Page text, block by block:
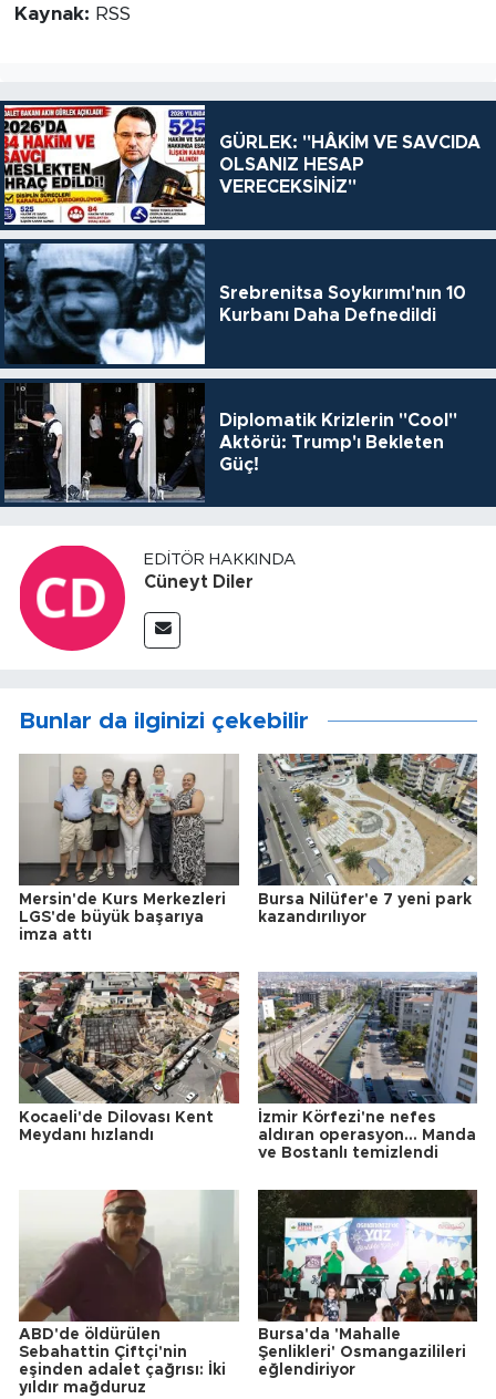
Kaynak: RSS
GÜRLEK: "HÂKİM VE SAVCIDA
OLSANIZ HESAP
VERECEKSİNİZ"
Srebrenitsa Soykırımı'nın 10
Kurbanı Daha Defnedildi
Diplomatik Krizlerin "Cool"
Aktörü: Trump'ı Bekleten
Güç!
EDITÖR HAKKINDA
Cüneyt Diler
Bunlar da ilginizi çekebilir
Mersin'de Kurs Merkezleri
LGS'de büyük başarıya
imza attı
Bursa Nilüfer'e 7 yeni park
kazandırılıyor
Kocaeli'de Dilovası Kent
Meydanı hızlandı
İzmir Körfezi'ne nefes
aldıran operasyon... Manda
ve Bostanlı temizlendi
ABD'de öldürülen
Sebahattin Çiftçi'nin
eşinden adalet çağrısı: İki
yıldır mağduruz
Bursa'da 'Mahalle
Şenlikleri' Osmangazilileri
eğlendiriyor